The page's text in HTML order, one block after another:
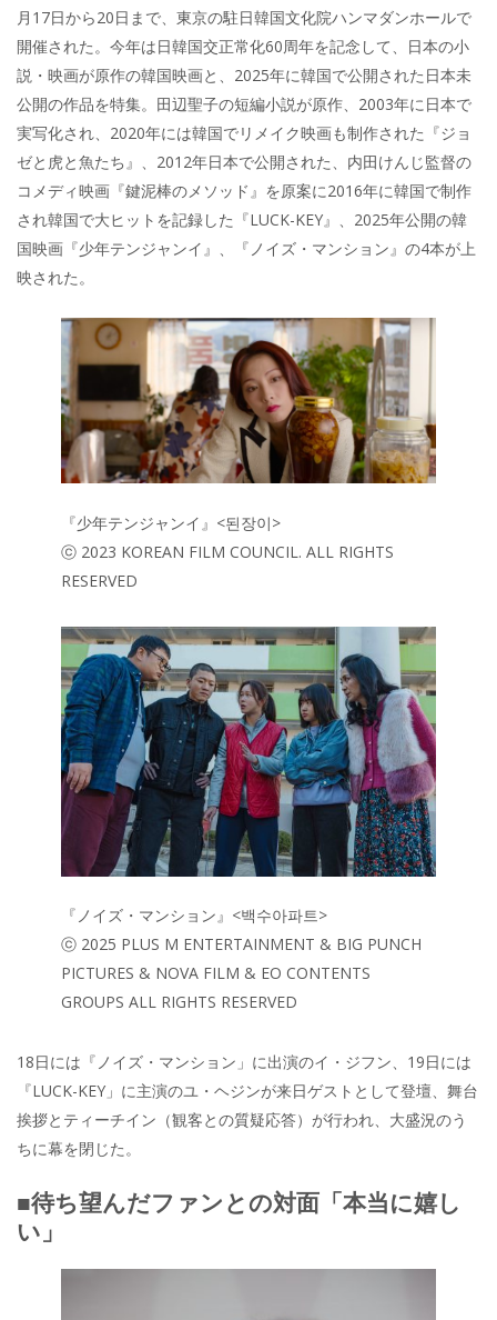
月17日から20日まで、東京の駐日韓国文化院ハンマダンホールで
開催された。今年は日韓国交正常化60周年を記念して、日本の小
説・映画が原作の韓国映画と、2025年に韓国で公開された日本未
公開の作品を特集。田辺聖子の短編小説が原作、2003年に日本で
実写化され、2020年には韓国でリメイク映画も制作された『ジョ
ゼと虎と魚たち』、2012年日本で公開された、内田けんじ監督の
コメディ映画『鍵泥棒のメソッド』を原案に2016年に韓国で制作
され韓国で大ヒットを記録した『LUCK-KEY』、2025年公開の韓
国映画『少年テンジャンイ』、『ノイズ・マンション』の4本が上
映された。
『少年テンジャンイ』<된장이>
ⓒ 2023 KOREAN FILM COUNCIL. ALL RIGHTS
RESERVED
『ノイズ・マンション』<백수아파트>
ⓒ 2025 PLUS M ENTERTAINMENT & BIG PUNCH
PICTURES & NOVA FILM & EO CONTENTS
GROUPS ALL RIGHTS RESERVED
18日には『ノイズ・マンション」に出演のイ・ジフン、19日には
『LUCK-KEY」に主演のユ・ヘジンが来日ゲストとして登壇、舞台
挨拶とティーチイン（観客との質疑応答）が行われ、大盛況のう
ちに幕を閉じた。
■待ち望んだファンとの対面「本当に嬉し
い」